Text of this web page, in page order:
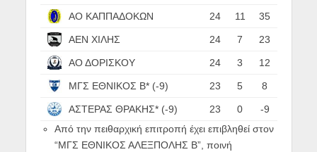
ΑΟ ΚΑΠΠΑΔΟΚΩΝ 24 11 35
ΑΕΝ ΧΙΛΗΣ 24 7 23
ΑΟ ΔΟΡΙΣΚΟΥ 24 3 12
ΜΓΣ ΕΘΝΙΚΟΣ Β* (-9) 23 5 8
ΑΣΤΕΡΑΣ ΘΡΑΚΗΣ* (-9) 23 0
-9
Από την πειθαρχική επιτροπή έχει επιβληθεί στον
“ΜΓΣ ΕΘΝΙΚΟΣ ΑΛΕΞΠΟΛΗΣ Β”, ποινή